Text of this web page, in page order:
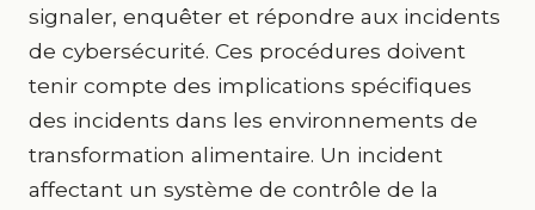
signaler, enquêter et répondre aux incidents
de cybersécurité. Ces procédures doivent
tenir compte des implications spécifiques
des incidents dans les environnements de
transformation alimentaire. Un incident
affectant un système de contrôle de la